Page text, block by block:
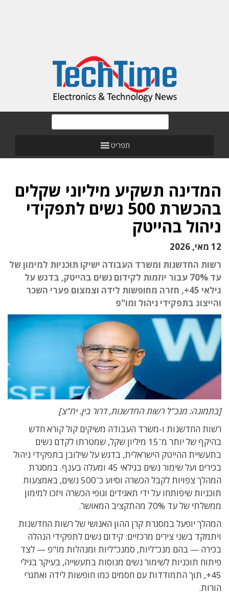
תפריט
המדינה תשקיע מיליוני שקלים
בהכשרת 500 נשים לתפקידי
ניהול בהייטק
12 מאי, 2026
רשות החדשנות ומשרד העבודה ישיקו תוכניות למימון של
עד 70% עבור יוזמות לקידום נשים בהייטק, בדגש על
גילאי 45+, חזרה מחופשות לידה וצמצום פערי השכר
והייצוג בתפקידי ניהול ומו"פ
[בתמונה: מנכ"ל רשות החדשנות, דרור בין. יח"צ]
רשות החדשנות ו-משרד העבודה משיקים קול קורא חדש
בהיקף של יותר מ־15 מיליון שקל, שמטרתו לקדם נשים
בתעשיית ההייטק הישראלית, בדגש על שילובן בתפקידי ניהול
בכירים ועל שימור נשים בגילאי 45 ומעלה בענף. במסגרת
המהלך צפויות לקבל הכשרה וסיוע כ־500 נשים, באמצעות
תוכניות שיפותחו על ידי תאגידים וגופי הכשרה ויזכו למימון
ממשלתי של עד 70% מהתקציב המאושר.
המהלך יופעל במסגרת קרן ההון האנושי של רשות החדשנות
ויתמקד בשני צירים מרכזיים: קידום נשים לתפקידי הנהלה
בכירה — בהם מנכ"ליות, סמנכ"ליות ומנהלות מו"פ — לצד
פיתוח תוכניות לשימור נשים מנוסות בתעשייה, בעיקר בגילי
45+, תוך התמודדות עם חסמים כמו חופשות לידה ואתגרי
הורות.